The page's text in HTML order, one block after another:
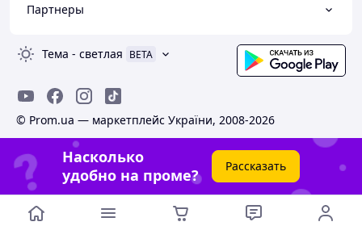
Партнеры
Тема - светлая BETA
© Prom.ua — маркетплейс України, 2008-2026
Насколько
удобно на проме?
Рассказать